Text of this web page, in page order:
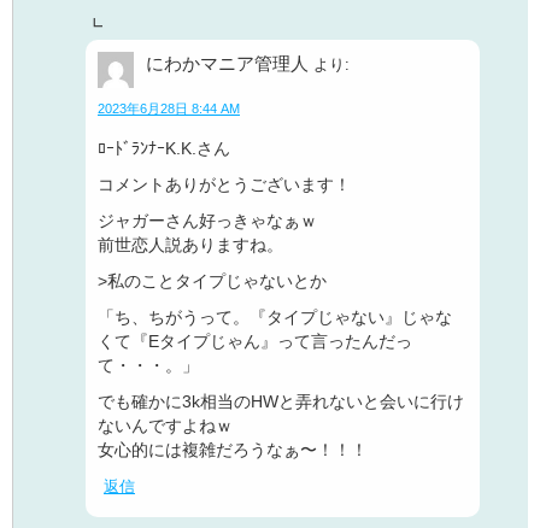
にわかマニア管理人 より:
2023年6月28日 8:44 AM
ﾛｰﾄﾞﾗﾝﾅｰK.K.さん
コメントありがとうございます！
ジャガーさん好っきゃなぁｗ
前世恋人説ありますね。
>私のことタイプじゃないとか
「ち、ちがうって。『タイプじゃない』じゃな
くて『Eタイプじゃん』って言ったんだっ
て・・・。」
でも確かに3k相当のHWと弄れないと会いに行け
ないんですよねｗ
女心的には複雑だろうなぁ〜！！！
返信